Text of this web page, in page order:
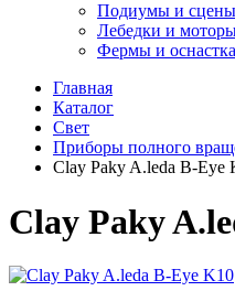
Подиумы и сцены
Лебедки и
Фермы и оснастка
Главная
Каталог
Свет
Приборы полного
Clay Paky A.leda B-Eye
Clay Paky